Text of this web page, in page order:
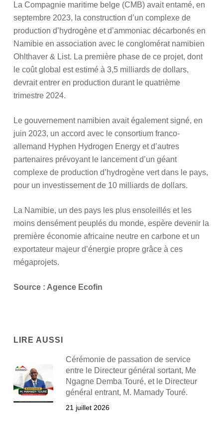
La Compagnie maritime belge (CMB) avait entamé, en
septembre 2023, la construction d’un complexe de
production d’hydrogène et d’ammoniac décarbonés en
Namibie en association avec le conglomérat namibien
Ohlthaver & List. La première phase de ce projet, dont
le coût global est estimé à 3,5 milliards de dollars,
devrait entrer en production durant le quatrième
trimestre 2024.
Le gouvernement namibien avait également signé, en
juin 2023, un accord avec le consortium franco-
allemand Hyphen Hydrogen Energy et d’autres
partenaires prévoyant le lancement d’un géant
complexe de production d’hydrogène vert dans le pays,
pour un investissement de 10 milliards de dollars.
La Namibie, un des pays les plus ensoleillés et les
moins densément peuplés du monde, espère devenir la
première économie africaine neutre en carbone et un
exportateur majeur d’énergie propre grâce à ces
mégaprojets.
Source : Agence Ecofin
LIRE AUSSI
Cérémonie de passation de service
entre le Directeur général sortant, Me
Ngagne Demba Touré, et le Directeur
général entrant, M. Mamady Touré.
21 juillet 2026